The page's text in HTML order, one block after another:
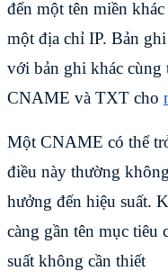
đến một tên miền
một địa chỉ IP. Bản
với bản ghi khác cùng
CNAME và TXT cho
Một CNAME có thể
điều này thường
hưởng đến hiệu suất.
càng gần tên mục tiêu
suất không cần thiết